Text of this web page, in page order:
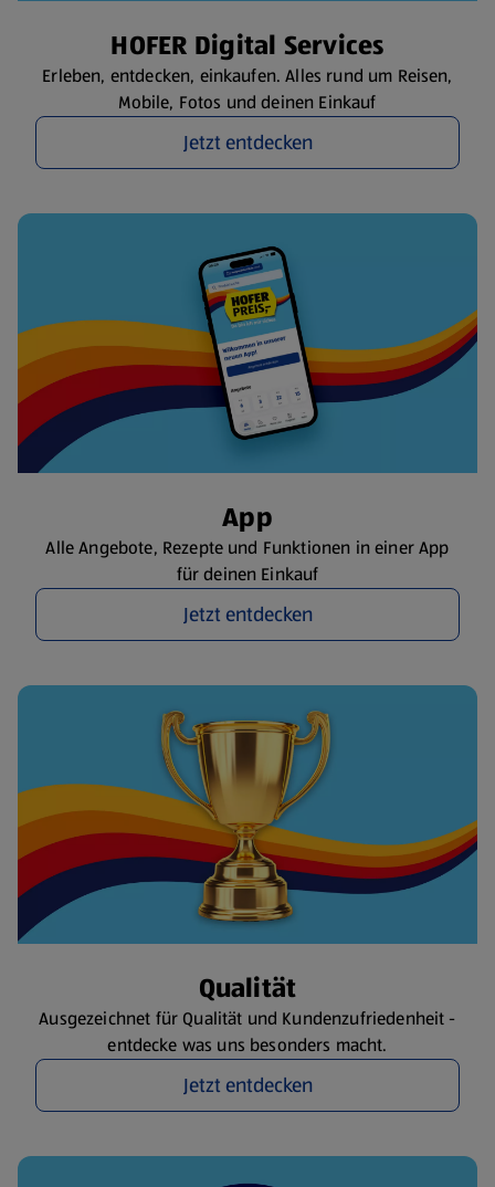
HOFER Digital Services
Erleben, entdecken, einkaufen. Alles rund um Reisen,
Mobile, Fotos und deinen Einkauf
Jetzt entdecken
App
Alle Angebote, Rezepte und Funktionen in einer App
für deinen Einkauf
Jetzt entdecken
Qualität
Ausgezeichnet für Qualität und Kundenzufriedenheit -
entdecke was uns besonders macht.
Jetzt entdecken